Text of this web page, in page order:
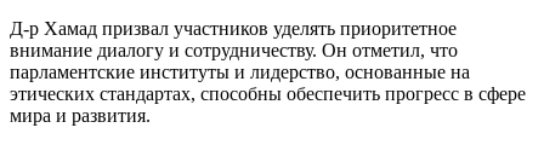
Д-р Хамад призвал участников уделять приоритетное
внимание диалогу и сотрудничеству. Он отметил, что
парламентские институты и лидерство, основанные на
этических стандартах, способны обеспечить прогресс в сфере
мира и развития.